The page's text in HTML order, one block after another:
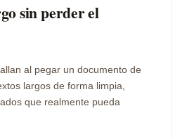
sin perder el
al pegar un documento de
largos de forma limpia,
que realmente pueda